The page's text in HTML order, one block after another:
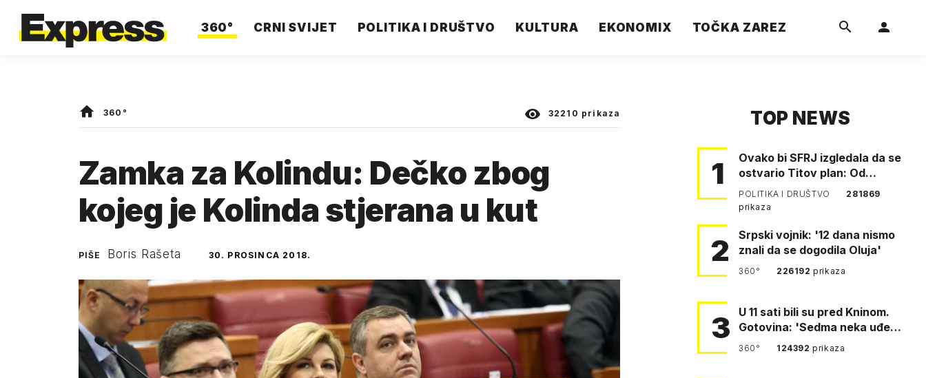
360° CRNI SVIJET POLITIKA I DRUŠTVO KULTURA EKONOMIX TOČKA ZAREZ
360° 32210 prikaza
Zamka za Kolindu: Dečko zbog
kojeg je Kolinda stjerana u kut
PIŠE Boris Rašeta 30. PROSINCA 2018.
TOP NEWS
1
Ovako bi SFRJ izgledala da se
ostvario Titov plan: Od
Klagenfurta do Istanbula!
POLITIKA I DRUŠTVO
281869
prikaza
2
Srpski vojnik: '12 dana nismo
znali da se dogodila Oluja'
360° 226192prikaza
3
U 11 sati bili su pred Kninom.
Gotovina: 'Sedma neka uđe,
4. gardijska neka g…
360° 124392prikaza